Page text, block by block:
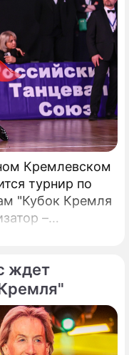
для
Кремлевском
турнир по
"Кубок Кремля
Попов.
ждет